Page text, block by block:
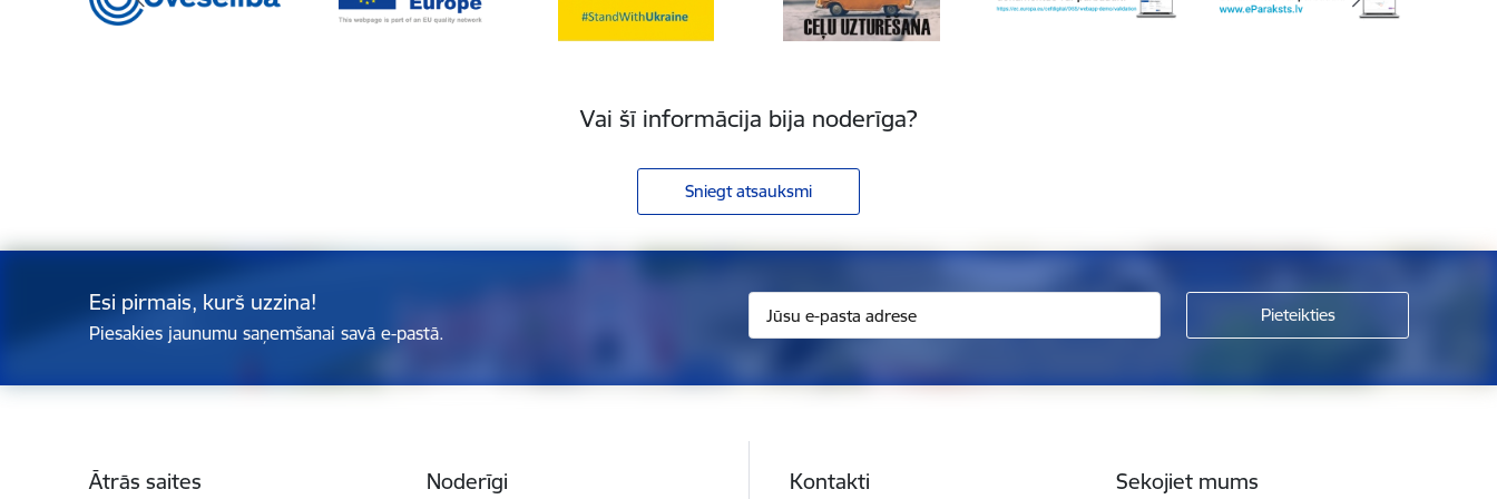
Vai šī informācija bija noderīga?
Sniegt atsauksmi
Esi pirmais, kurš uzzina!
Piesakies jaunumu saņemšanai savā e-pastā.
Ātrās saites Noderīgi Kontakti Sekojiet mums